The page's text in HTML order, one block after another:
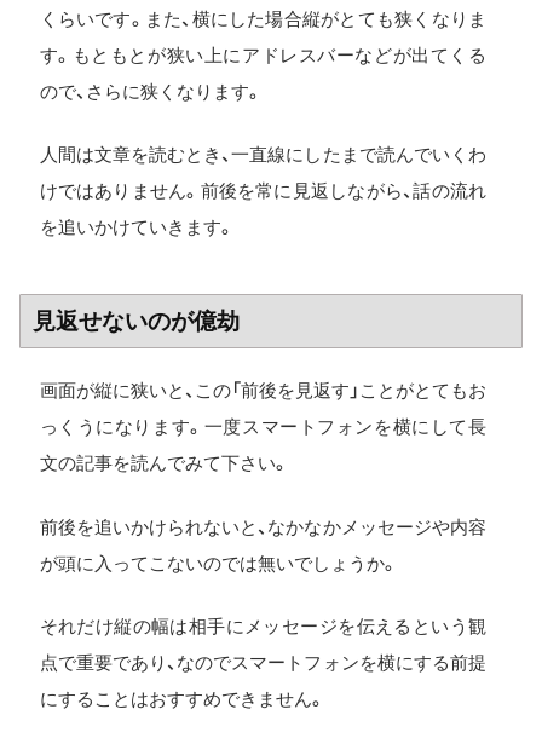
くらいです。また、横にした場合縦がとても狭くなりま
す。もともとが狭い上にアドレスバーなどが出てくる
ので、さらに狭くなります。
人間は文章を読むとき、一直線にしたまで読んでいくわ
けではありません。前後を常に見返しながら、話の流れ
を追いかけていきます。
見返せないのが億劫
画面が縦に狭いと、この「前後を見返す」ことがとてもお
っくうになります。一度スマートフォンを横にして長
文の記事を読んでみて下さい。
前後を追いかけられないと、なかなかメッセージや内容
が頭に入ってこないのでは無いでしょうか。
それだけ縦の幅は相手にメッセージを伝えるという観
点で重要であり、なのでスマートフォンを横にする前提
にすることはおすすめできません。